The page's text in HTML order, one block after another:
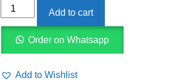
Manimekalai
Madhaviah
quantity
Add to cart
Order on Whatsapp
Add to Wishlist